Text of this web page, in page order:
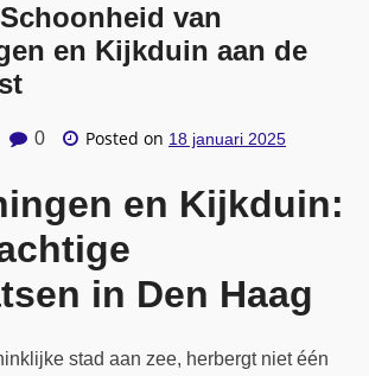
van
en Kijkduin aan de
0 Posted on 18 januari 2025
en Kijkduin:
in Den Haag
stad aan zee, herbergt niet één